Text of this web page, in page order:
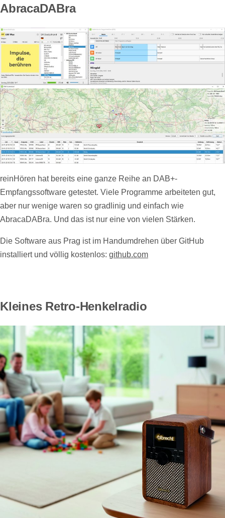
AbracaDABra
reinHören hat bereits eine ganze Reihe an DAB+-
Empfangssoftware getestet. Viele Programme arbeiteten gut,
aber nur wenige waren so gradlinig und einfach wie
AbracaDABra. Und das ist nur eine von vielen Stärken.
Die Software aus Prag ist im Handumdrehen über GitHub
installiert und völlig kostenlos: github.com
Kleines Retro-Henkelradio